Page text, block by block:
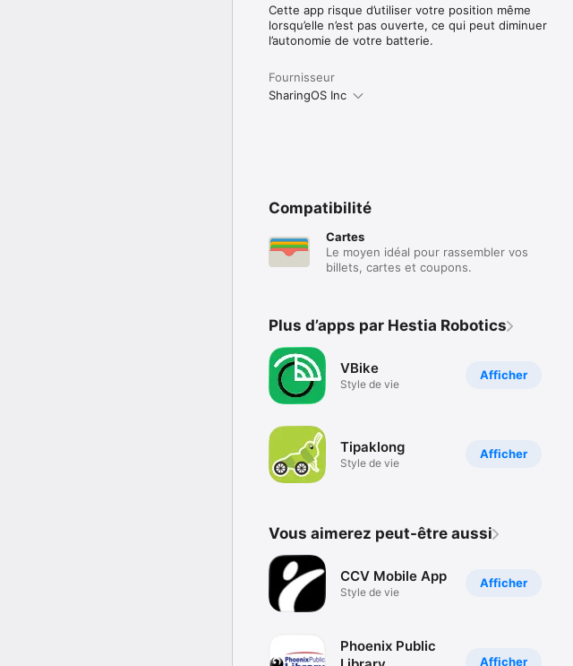
Cette app risque d’utiliser votre position même
lorsqu’elle n’est pas ouverte, ce qui peut diminuer
l’autonomie de votre batterie.
Fournisseur
SharingOS Inc
Compatibilité
Cartes
Le moyen idéal pour rassembler vos
billets, cartes et coupons.
Plus d’apps par Hestia Robotics
Afficher
VBike
Style de vie
Afficher
Tipaklong
Style de vie
Vous aimerez peut-être aussi
Afficher
CCV Mobile App
Style de vie
Afficher
Phoenix Public